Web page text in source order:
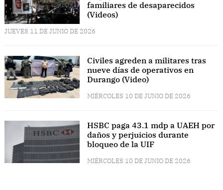
familiares de desaparecidos
(Videos)
JUEVES 11 DE JUNIO DE 2026
Civiles agreden a militares tras
nueve días de operativos en
Durango (Video)
MIÉRCOLES 10 DE JUNIO DE 2026
HSBC paga 43.1 mdp a UAEH por
daños y perjuicios durante
bloqueo de la UIF
MIÉRCOLES 10 DE JUNIO DE 2026